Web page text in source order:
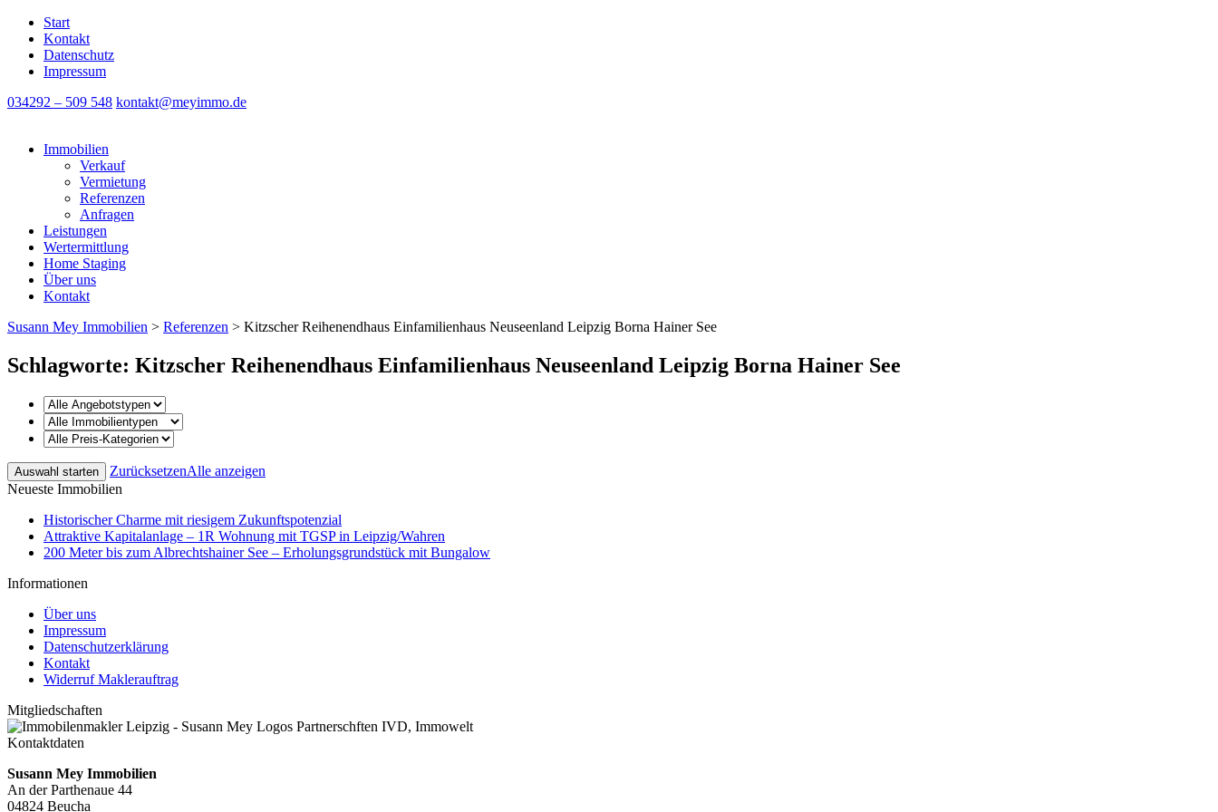
Start
Kontakt
Datenschutz
Impressum
034292 – 509 548 kontakt@meyimmo.de
Immobilien
Verkauf
Vermietung
Referenzen
Anfragen
Leistungen
Wertermittlung
Home Staging
Über uns
Kontakt
Susann Mey Immobilien > Referenzen > Kitzscher Reihenendhaus Einfamilienhaus Neuseenland Leipzig Borna Hainer See
Schlagworte: Kitzscher Reihenendhaus Einfamilienhaus Neuseenland Leipzig Borna Hainer See
ZurücksetzenAlle anzeigen
Neueste Immobilien
Historischer Charme mit riesigem Zukunftspotenzial
Attraktive Kapitalanlage – 1R Wohnung mit TGSP in Leipzig/Wahren
200 Meter bis zum Albrechtshainer See – Erholungsgrundstück mit Bungalow
Informationen
Über uns
Impressum
Datenschutzerklärung
Kontakt
Widerruf Maklerauftrag
Mitgliedschaften
Kontaktdaten
Susann Mey Immobilien
An der Parthenaue 44
04824 Beucha